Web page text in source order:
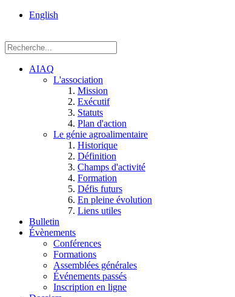
English
AIAQ
L'association
Mission
Exécutif
Statuts
Plan d'action
Le génie agroalimentaire
Historique
Définition
Champs d'activité
Formation
Défis futurs
En pleine évolution
Liens utiles
Bulletin
Évènements
Conférences
Formations
Assemblées générales
Événements passés
Inscription en ligne
Einstein, Québec
G1P